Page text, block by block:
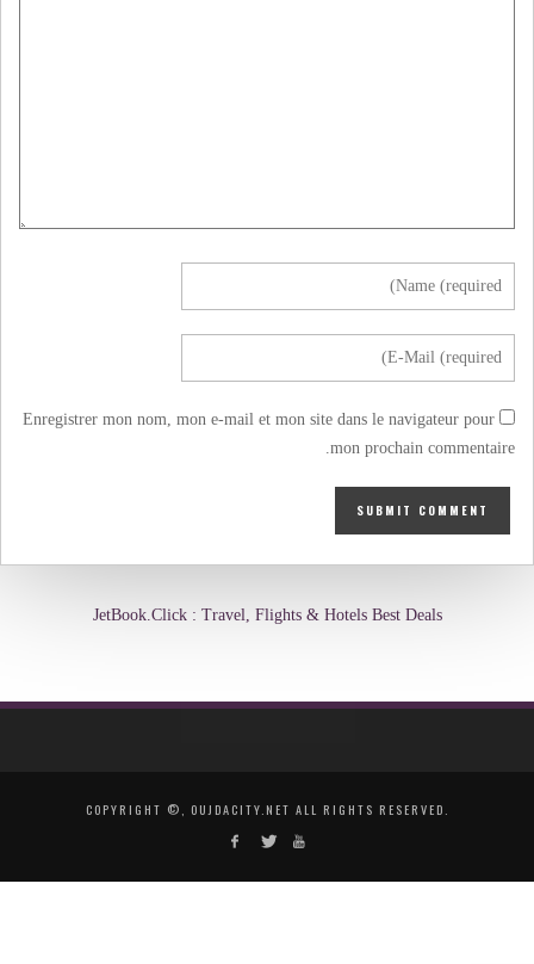
Enregistrer mon nom, mon e-mail et mon site dans le navigateur pour
mon prochain commentaire.
JetBook.Click : Travel, Flights & Hotels Best Deals
COPYRIGHT ©, OUJDACITY.NET ALL RIGHTS RESERVED.